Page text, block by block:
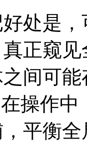
处是
正窥
间可
在操作
平衡